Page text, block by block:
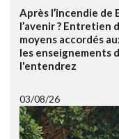
Après l’incendie de
l’avenir ? Entretien
moyens accordés
les enseignements
l'entendrez
03/08/26